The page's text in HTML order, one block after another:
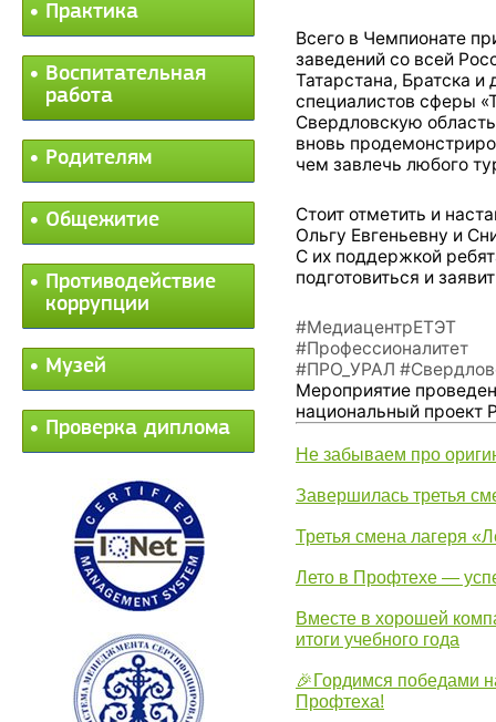
Практика
Воспитательная
работа
Родителям
Общежитие
Противодействие
коррупции
Музей
Проверка диплома
Всего в Чемпионате
заведений со всей
Татарстана, Братска
специалистов сферы
Свердловскую
вновь
чем завлечь любого
Стоит отметить и
Ольгу Евгеньевну и
С их поддержкой
подготовиться и
#МедиацентрЕТЭТ
#Профессионалитет
#ПРО_УРАЛ
Мероприятие
национальный
Не забываем про
Завершилась третья
Третья смена лагеря
Лето в Профтехе —
Вместе в хорошей
итоги учебного года
🎉Гордимся победами
Профтеха!